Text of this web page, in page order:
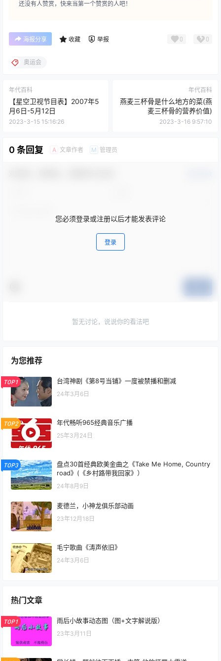
还没有人赞赏，快来当第一个赞赏的人吧！
海报分享 收藏 举报 0 0
奥运会
年代百科
【星空卫视节目表】2007年5
月6日-5月12日
2023-3-15 15:16:26
年代百科
燕麦三杯骨是什么地方的菜(燕
麦三杯骨的营养价值)
2023-3-16 9:57:10
0 条回复 A 文章作者 M 管理员
您必须登录或注册以后才能发表评论
登录
暂无讨论，说说你的看法吧
为您推荐
TOP1 台湾神剧《第8号当铺》一度被禁播和删减
24年3月6日
TOP2 年代畅听965经典音乐广播
25年3月24日
TOP3
盘点30首经典欧美金曲之《Take Me Home, Country
road》(《乡村路带我回家》）
24年8月9日
麦德兰，小神龙俱乐部动画
23年12月18日
毛宁歌曲《涛声依旧》
24年3月6日
热门文章
TOP1 雨后小故事动态图（图+文字解说版）
23年3月11日